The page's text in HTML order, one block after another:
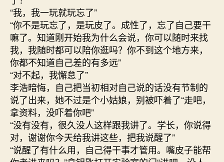
“我，我一玩就玩忘了”
“你不是玩忘了，是玩皮了。成性了，忘了自己要干
嘛了。知道刚开始我为什么会说，你可以随时来找
我，我随时都可以陪你逛吗？你不到这个地方来，
你都不知道自己差的有多远”
“对不起，我懈怠了”
李浩暗悔，自己把当初相对自己说的话没有节制的
说了出来，她不过是个小姑娘，别被吓着了“走吧，
拿资料，没吓着你吧”
“没有没有，很久没人这样跟我讲了。学长，你说得
对，谢谢你今天给我讲这些，把我说醒了”
“说醒了有什么用，自己得干事才管用。嘴皮子能帮